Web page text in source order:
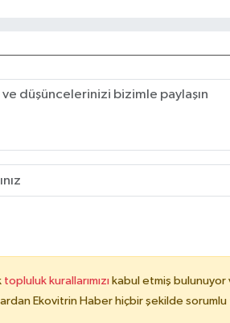
topluluk kurallarımızı kabul etmiş
Ekovitrin Haber hiçbir şekilde